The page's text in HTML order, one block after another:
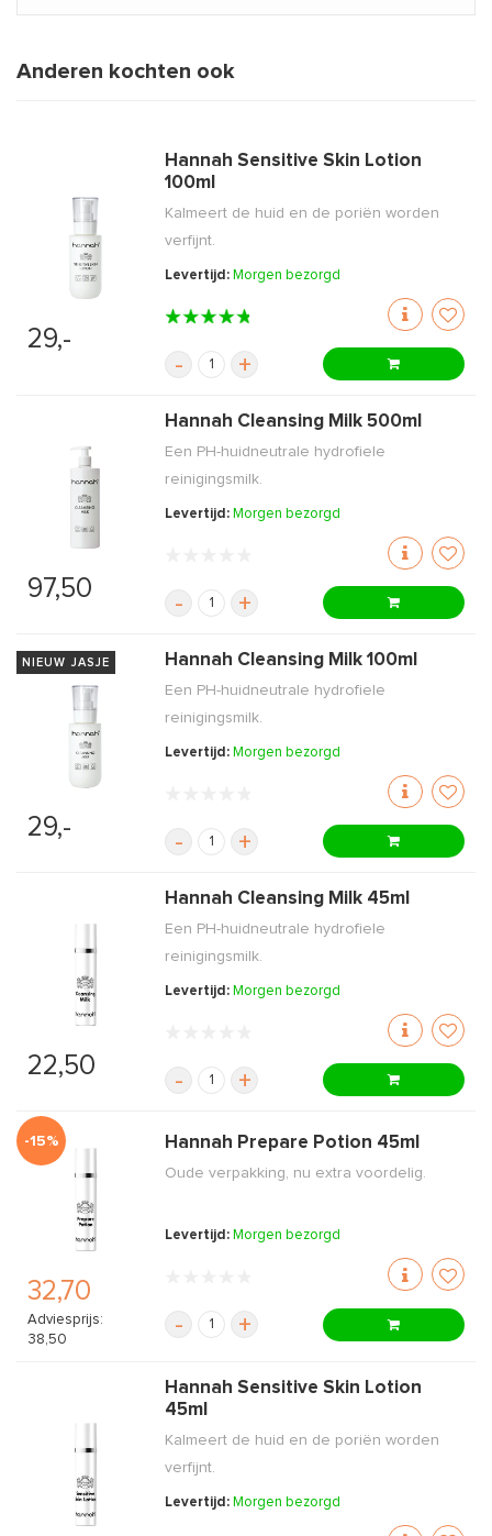
Anderen kochten ook
29,-
Hannah Sensitive Skin Lotion
100ml
Kalmeert de huid en de poriën worden
verfijnt.
Levertijd: Morgen bezorgd
- +
97,50
Hannah Cleansing Milk 500ml
Een PH-huidneutrale hydrofiele
reinigingsmilk.
Levertijd: Morgen bezorgd
- +
NIEUW JASJE
29,-
Hannah Cleansing Milk 100ml
Een PH-huidneutrale hydrofiele
reinigingsmilk.
Levertijd: Morgen bezorgd
- +
22,50
Hannah Cleansing Milk 45ml
Een PH-huidneutrale hydrofiele
reinigingsmilk.
Levertijd: Morgen bezorgd
- +
-15%
32,70
Adviesprijs:
38,50
Hannah Prepare Potion 45ml
Oude verpakking, nu extra voordelig.
Levertijd: Morgen bezorgd
- +
Hannah Sensitive Skin Lotion
45ml
Kalmeert de huid en de poriën worden
verfijnt.
Levertijd: Morgen bezorgd